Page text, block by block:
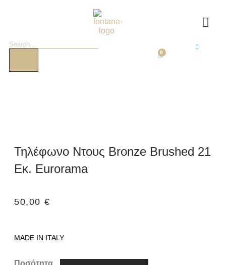
0
Τηλέφωνο Ντους Bronze Brushed 21
Εκ. Eurorama
50,00 €
MADE IN ITALY
Ποσότητα